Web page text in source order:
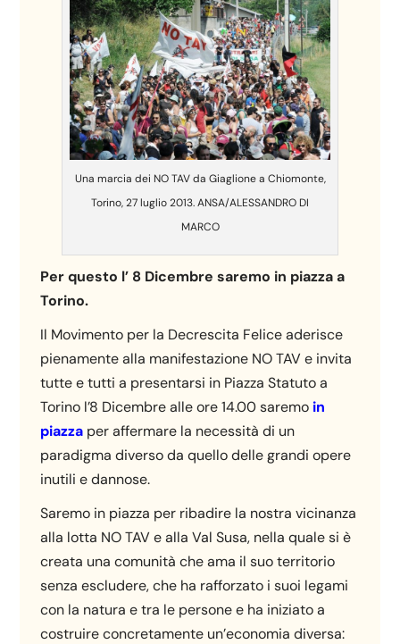
Una marcia dei NO TAV da Giaglione a Chiomonte,
Torino, 27 luglio 2013. ANSA/ALESSANDRO DI
MARCO
Per questo l’ 8 Dicembre saremo in piazza a
Torino.
Il Movimento per la Decrescita Felice aderisce
pienamente alla manifestazione NO TAV e invita
tutte e tutti a presentarsi in Piazza Statuto a
Torino l’8 Dicembre alle ore 14.00 saremo in
piazza per affermare la necessità di un
paradigma diverso da quello delle grandi opere
inutili e dannose.
Saremo in piazza per ribadire la nostra vicinanza
alla lotta NO TAV e alla Val Susa, nella quale si è
creata una comunità che ama il suo territorio
senza escludere, che ha rafforzato i suoi legami
con la natura e tra le persone e ha iniziato a
costruire concretamente un’economia diversa: